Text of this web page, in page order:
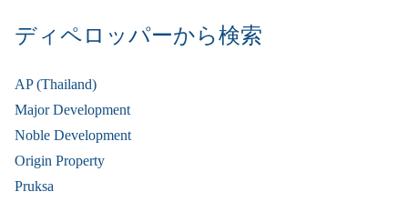
ディペロッパーから検索
AP (Thailand)
Major Development
Noble Development
Origin Property
Pruksa